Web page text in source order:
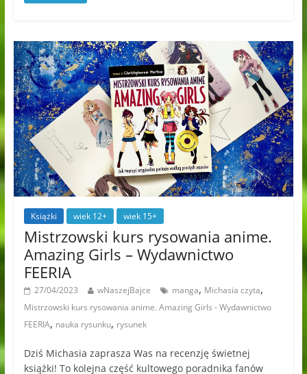
Książki wiek 12+ wiek 15+
Mistrzowski kurs rysowania anime.
Amazing Girls – Wydawnictwo
FEERIA
27/04/2023 wNaszejBajce manga, Michasia czyta,
Mistrzowski kurs rysowania anime. Amazing Girls - Wydawnictwo
FEERIA, nauka rysunku, rysunek
Dziś Michasia zaprasza Was na recenzję świetnej
książki! To kolejna część kultowego poradnika fanów